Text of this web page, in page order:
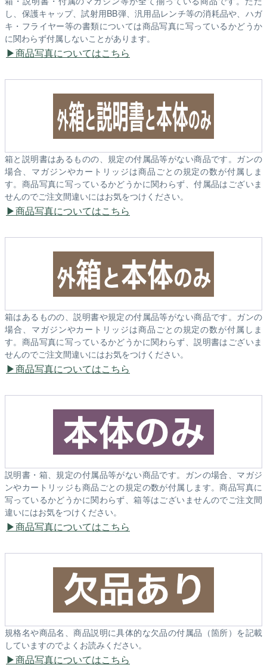
し、保護キャップ、試射用BB弾、汎用品レンチ等の消耗品や、ハガ
キ・フライヤー等の書類については商品写真に写っているかどうか
に関わらず付属しないことがあります。
商品写真についてはこちら
箱と説明書はあるものの、規定の付属品等がない商品です。ガンの
場合、マガジンやカートリッジは商品ごとの規定の数が付属しま
す。商品写真に写っているかどうかに関わらず、付属品はございま
せんのでご注文間違いにはお気をつけください。
商品写真についてはこちら
箱はあるものの、説明書や規定の付属品等がない商品です。ガンの
場合、マガジンやカートリッジは商品ごとの規定の数が付属しま
す。商品写真に写っているかどうかに関わらず、説明書はございま
せんのでご注文間違いにはお気をつけください。
商品写真についてはこちら
説明書・箱、規定の付属品等がない商品です。ガンの場合、マガジ
ンやカートリッジも商品ごとの規定の数が付属します。商品写真に
写っているかどうかに関わらず、箱等はございませんのでご注文間
違いにはお気をつけください。
商品写真についてはこちら
規格名や商品名、商品説明に具体的な欠品の付属品（箇所）を記載
していますのでよくお読みください。
商品写真についてはこちら